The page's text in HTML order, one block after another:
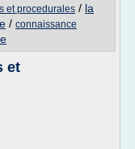
et procedurales / la
/ connaissance
et